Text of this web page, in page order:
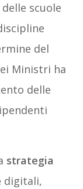
scuole
del
Ministri ha
delle
strategia
digitali,